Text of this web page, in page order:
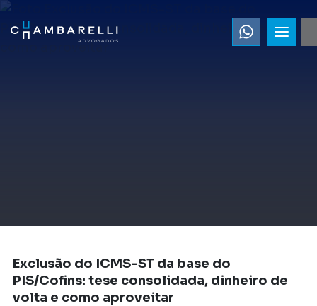
Exclusão do ICMS-ST da base do
PIS/Cofins: tese consolidada, dinheiro de
volta e como aproveitar